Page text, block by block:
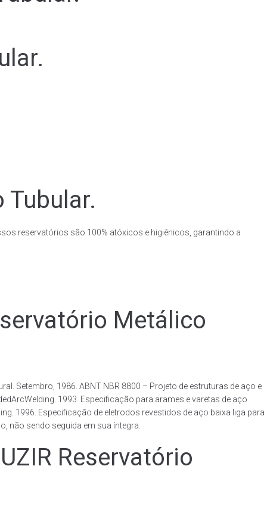
Tubular.
reservatórios são 100% atóxicos e higiênicos, garantindo a
Metálico
Setembro, 1986. ABNT NBR 8800 – Projeto de estruturas de aço e
1993. Especificação para arames e varetas de aço
1996. Especificação de eletrodos revestidos de aço baixa liga para
não sendo seguida em sua íntegra.
Reservatório